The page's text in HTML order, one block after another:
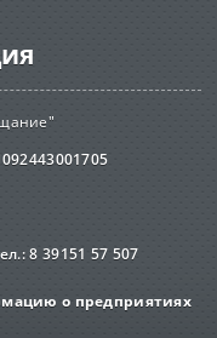
8 39151 57 507
о предприятиях